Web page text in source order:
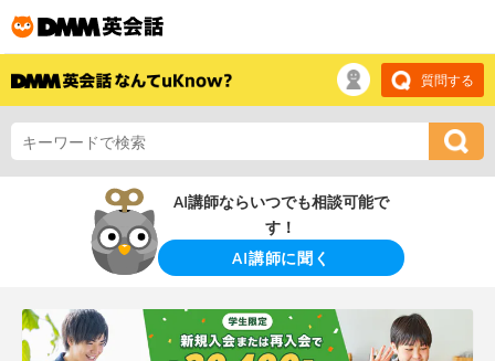
質問する
AI講師ならいつでも相談可能で
す！
AI講師に聞く